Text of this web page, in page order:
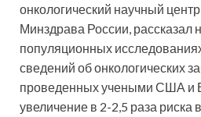
онкологический научный
Минздрава России, рассказал
популяционных
сведений об онкологических
проведенных учеными США и
увеличение в 2-2,5 раза риска